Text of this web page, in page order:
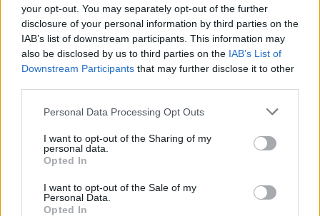
your opt-out. You may separately opt-out of the further
disclosure of your personal information by third parties on the
IAB’s list of downstream participants. This information may
also be disclosed by us to third parties on the IAB’s List of
Downstream Participants that may further disclose it to other
Please note that this website/app uses one or more Google
not limited to your visit or usage behaviour. You may click to
grant or deny consent to Google and its third-party tags to
use your data for below specified purposes in below Google
consent section.
Personal Data Processing Opt Outs
I want to opt-out of the Sharing of my
personal data.
Opted In
I want to opt-out of the Sale of my
Personal Data.
Opted In
BELFÖLD #ORBÁN VIKTOR # KOSSUTH RÁDIÓ
#JEGYBANK INFLÁCIÓ
Népszerű